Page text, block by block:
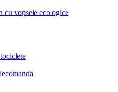
cu vopsele ecologice